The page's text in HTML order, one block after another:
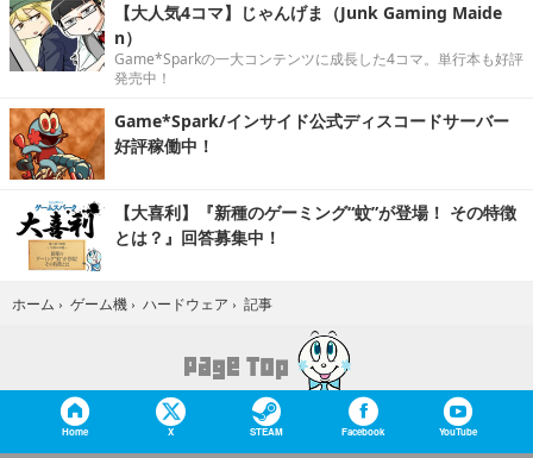
【大人気4コマ】じゃんげま（Junk Gaming Maide
n）
Game*Sparkの一大コンテンツに成長した4コマ。単行本も好評
発売中！
Game*Spark/インサイド公式ディスコードサーバー
好評稼働中！
【大喜利】『新種のゲーミング“蚊”が登場！ その特徴
とは？』回答募集中！
ホーム › ゲーム機 › ハードウェア › 記事
Home X STEAM Facebook YouTube